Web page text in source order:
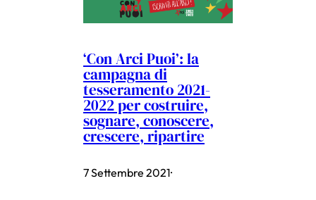
‘Con Arci Puoi’: la
campagna di
tesseramento 2021-
2022 per costruire,
sognare, conoscere,
crescere, ripartire
7 Settembre 2021·